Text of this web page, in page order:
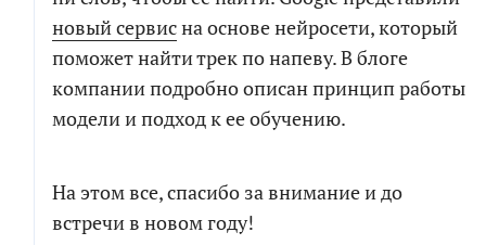
новый сервисна основе нейросети, который
поможет найти трек по напеву. В блоге
компании подробно описан принцип работы
модели и подход к ее обучению.
На этом все, спасибо за внимание и до
встречи в новом году!